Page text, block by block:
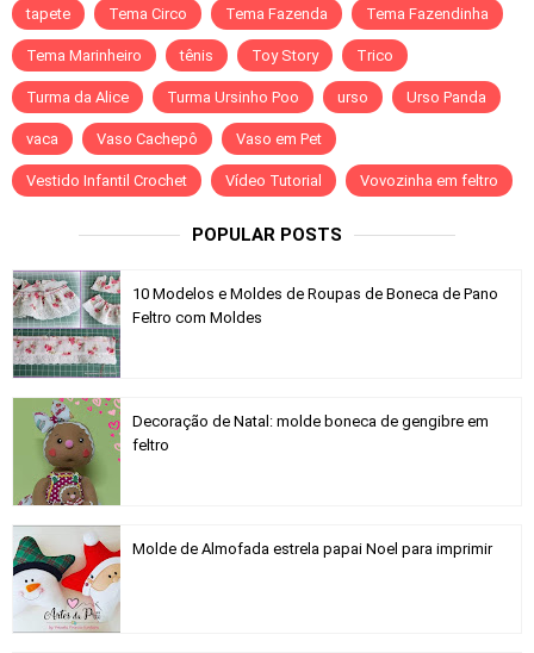
tapete Tema Circo Tema Fazenda Tema Fazendinha
Tema Marinheiro tênis Toy Story Trico
Turma da Alice Turma Ursinho Poo urso Urso Panda
vaca Vaso Cachepô Vaso em Pet
Vestido Infantil Crochet Vídeo Tutorial Vovozinha em feltro
POPULAR POSTS
10 Modelos e Moldes de Roupas de Boneca de Pano
Feltro com Moldes
Decoração de Natal: molde boneca de gengibre em
feltro
Molde de Almofada estrela papai Noel para imprimir